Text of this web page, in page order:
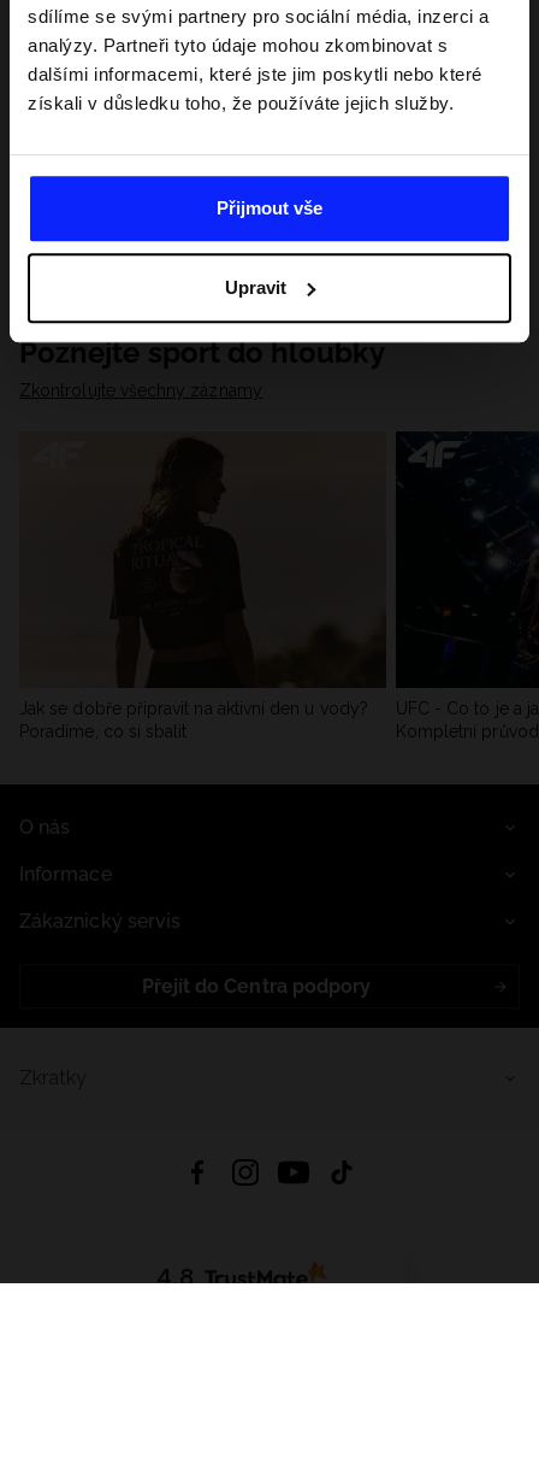
sdílíme se svými partnery pro sociální média, inzerci a
analýzy. Partneři tyto údaje mohou zkombinovat s
dalšími informacemi, které jste jim poskytli nebo které
získali v důsledku toho, že používáte jejich služby.
Přijmout vše
Upravit
Poznejte sport do hloubky
Zkontrolujte všechny záznamy
Jak se dobře připravit na aktivní den u vody?
Poradíme, co si sbalit
UFC - Co to je a
Kompletní
O nás
Informace
Zákaznický servis
Přejít do Centra podpory
4.8